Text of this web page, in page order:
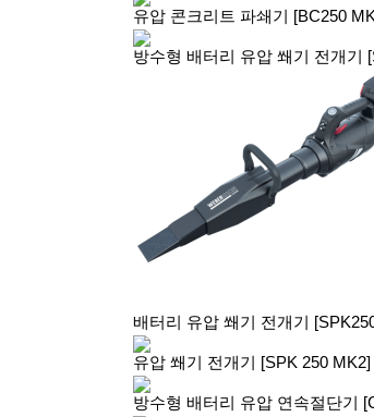
유압 콘크리트 파쇄기 [BC250
방수형 배터리 유압 쐐기 전개기
배터리 유압 쐐기 전개기
유압 쐐기 전개기 [SPK 250 MK2]
방수형 배터리 유압 연속절단기